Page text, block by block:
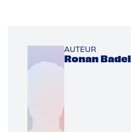
AUTEUR
Ronan Badel